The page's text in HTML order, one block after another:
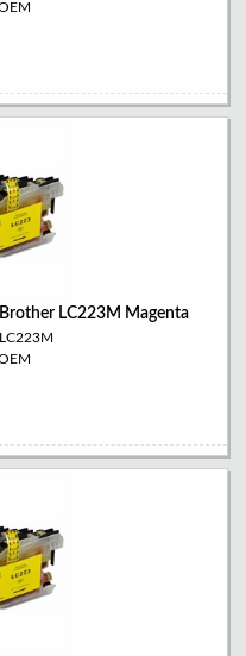
LC223M Magenta